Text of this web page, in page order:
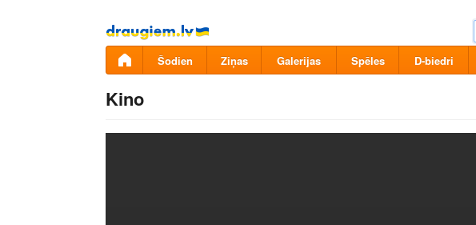
Pāriet
uz
saturu
Šodien Ziņas Galerijas Spēles D-biedri
Kino